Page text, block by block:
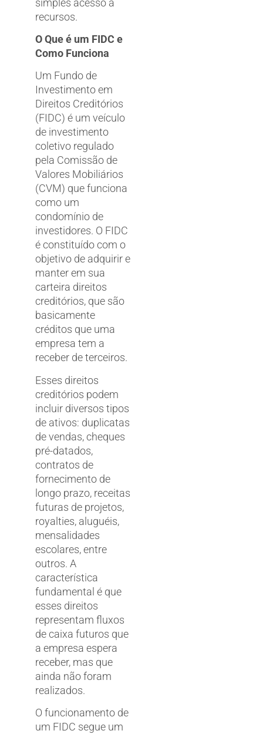
recursos.
O Que é um FIDC e
Como Funciona
Um Fundo de
Investimento em
Direitos Creditórios
(FIDC) é um veículo
de investimento
coletivo regulado
pela Comissão de
Valores Mobiliários
(CVM) que funciona
como um
condomínio de
investidores. O FIDC
é constituído com o
objetivo de adquirir e
manter em sua
carteira direitos
creditórios, que são
basicamente
créditos que uma
empresa tem a
receber de terceiros.
Esses direitos
creditórios podem
incluir diversos tipos
de ativos: duplicatas
de vendas, cheques
pré-datados,
contratos de
fornecimento de
longo prazo, receitas
futuras de projetos,
royalties, aluguéis,
mensalidades
escolares, entre
outros. A
característica
fundamental é que
esses direitos
representam fluxos
de caixa futuros que
a empresa espera
receber, mas que
ainda não foram
realizados.
O funcionamento de
um FIDC segue um